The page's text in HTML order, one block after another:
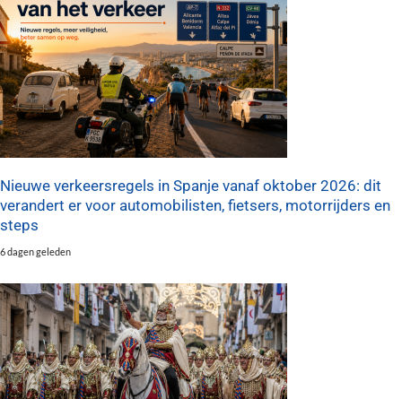
Nieuwe verkeersregels in Spanje vanaf oktober 2026: dit
verandert er voor automobilisten, fietsers, motorrijders en
steps
6 dagen geleden